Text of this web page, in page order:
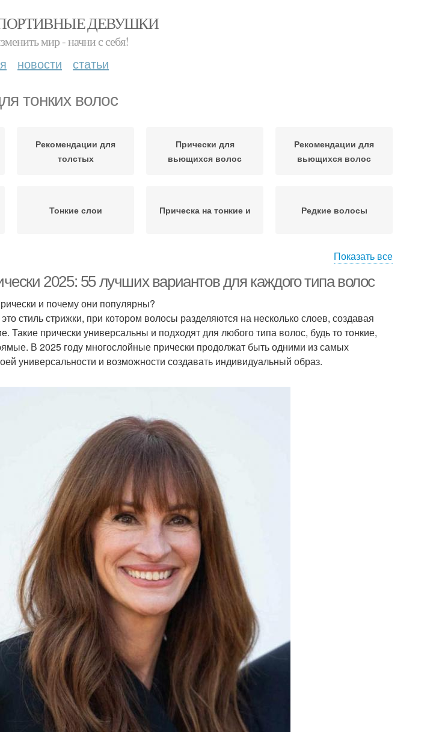
ДЕВУШКИ
мир - начни с себя!
новости статьи
тонких волос
Рекомендации для
толстых
Прически для
вьющихся волос
Рекомендации для
вьющихся волос
Тонкие слои Прическа на тонкие и Редкие волосы
Показать все
2025: 55 лучших вариантов для каждого типа волос
и почему они популярны?
стиль стрижки, при котором волосы разделяются на несколько слоев, создавая
Такие прически универсальны и подходят для любого типа волос, будь то тонкие,
В 2025 году многослойные прически продолжат быть одними из самых
универсальности и возможности создавать индивидуальный образ.